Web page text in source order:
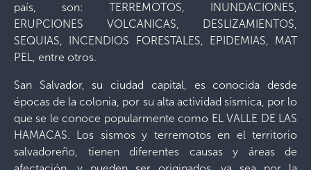
país, son: TERREMOTOS, INUNDACIONES,
ERUPCIONES VOLCANICAS, DESLIZAMIENTOS,
SEQUIAS, INCENDIOS FORESTALES, EPIDEMIAS, MAT
PEL, entre otros.
San Salvador, su ciudad capital, es conocida desde
épocas de la colonia, por su alta actividad sísmica, por lo
que se le conoce popularmente como EL VALLE DE LAS
HAMACAS. Los sismos y terremotos en el territorio
salvadoreño, tienen diferentes causas y áreas de